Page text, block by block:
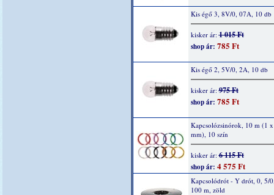
Kis égő 3, 8V/0, 07A, 10 db
kisker ár:1 015 Ft
shop ár: 785 Ft
Kis égő 2, 5V/0, 2A, 10 db
kisker ár:975 Ft
shop ár: 785 Ft
Kapcsolózsinórok, 10 m (1
mm), 10 szín
kisker ár:6 115 Ft
shop ár: 4 575 Ft
Kapcsolódrót - Y drót, 0, 5/
100 m, zöld